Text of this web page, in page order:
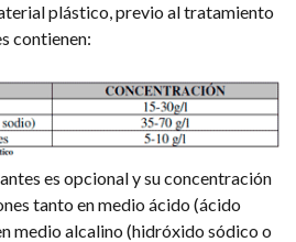
plástico, previo al tratamiento
contienen:
es opcional y su concentración
tanto en medio ácido (ácido
medio alcalino (hidróxido sódico o